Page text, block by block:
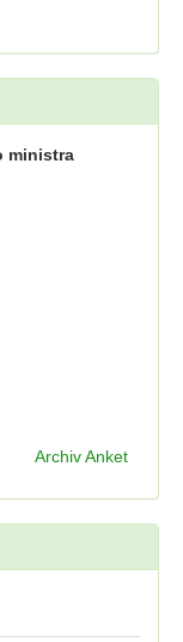
ministra
Archiv Anket